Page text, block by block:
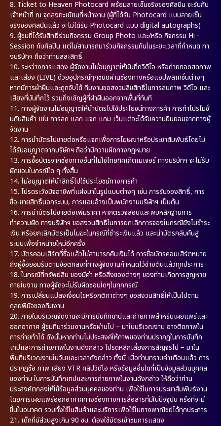
8. Ticket to Heaven Photocard พร้อมลายเซ็นจริงของศิลปิน จะรับกับ
เจ้าหน้าที่ ณ จุดลงทะเบียนที่หน้างาน (ผู้ที่ได้รับ Photocard แบบลายเซ็น
จริงของศิลปินแล้ว จะไม่ได้รับ Photocard แบบ digital autographs)
9. ผู้ชมที่ได้รับสิทธิ์ร่วมกิจกรรม Group Photo และ/หรือ กิจกรรม Hi -
Session กับศิลปิน แต่ไม่สามารถมาร่วมกิจกรรมทันในระยะเวลาที่กำหนด ทา
งบริษัทฯ ถือว่าท่านสละสิทธิ์
10. ระหว่างการแสดง ผู้จัดงานไม่อนุญาตให้บันทึกวิดีโอ หรือถ่ายทอดสดภาพ
และเสียง (LIVE) ด้วยอุปกรณ์ทุกชนิดผ่านช่องทางหรือแอปพลิเคชั่นต่างๆ
หากมีการฝ่าฝืนและถูกจับได้ ทีมงานขอสงวนลิขสิทธิ์ในการลบภาพ วิดีโอ และ
เสียงที่บันทึกไว้ รวมถึงเชิญผู้ที่ฝ่าฝืนออกจากพื้นที่ทันที
11. ทางผู้จัดงานไม่อนุญาตให้นำบัตรไปใช้ประโยชน์ทางการค้า การทำโปรโมชั่
นกับสินค้า เช่น การลด แลก แจก แถม เว้นแต่จะได้รับความยินยอมจากทางผู้
จัดงาน
12. การนำบัตรไปขายต่อหรือแจกเพื่อการโฆษณาหรือประชาสัมพันธ์โดยไม่
ได้รับอนุญาตจากบริษัทฯ ถือว่ามีความผิดทางกฎหมาย
13. การซื้อบัตรจากช่องทางอื่นที่ไม่ใช่ไทยทิคเก็ตเมเจอร์ ทางบริษัทฯ จะไม่รับ
ผิดชอบในกรณีใด ๆ ทั้งสิ้น
14. ไม่อนุญาตให้นำสิทธิ์ไปใช้ประโยชน์ทางการค้า
15. โปรดระวังมิจฉาชีพที่แฝงมาในรูปแบบต่างๆ เช่น การรับจองสิทธิ์, การ
ซื้อ-ขายสิทธิ์นอกระบบ, การแอบอ้างเป็นพนักงานบริษัทฯ เป็นต้น
16. การนำบัตรไปขายต่อเพิ่มราคา หากตรวจสอบและพบหลักฐานการ
ทำความผิด ทางบริษัทฯ ขอสงวนสิทธิ์ในการยกเลิกการจองในกรณียังไม่ชำระ
เงิน หรือยกเลิกบัตรเป็นโมฆะในกรณีที่ชำระเงินแล้ว และนำบัตรกลับคืนสู่
ระบบเพื่อจำหน่ายใหม่อีกครั้ง
17. บัตรคอนเสิร์ตที่ซื้อแล้วไม่สามารถคืนเงินได้ การซื้อบัตรคอนเสิร์ตหมาย
ถึงผู้ซื้อยอมรับตามข้อตกลงที่ทางผู้จัดงานกำหนดไว้ข้างต้นแล้วทุกประการ
18. ในกรณีที่ทรัพย์สิน ของมีค่า หรือสิ่งของต่างๆ ของท่านเกิดการสูญหาย
ภายในงาน ทางผู้จัดจะไม่รับผิดชอบใดๆในทุกกรณี
19. การเปลี่ยนแปลงเงื่อนไขหรือกติกาต่างๆ ขอสงวนสิทธิ์ให้เป็นไปตาม
ดุลยพินิจของทีมงาน
20. ภายในบริเวณจัดงานจะมีการบันทึกเทปและถ่ายภาพสำหรับเผยแพร่และ
ออกอากาศ ผู้ชมที่มาร่วมงานหรือผ่านไป – มาในบริเวณงาน อาจติดภาพใน
การถ่ายทำได้ ดังนั้นหากท่านไม่ประสงค์ให้ภาพของท่านปรากฏในการบันทึก
เทปและการถ่ายภาพในงานดังกล่าว โปรดหลีกเลี่ยงการสัญจรไป – มาใน
พื้นที่บริเวณงานในวันและเวลาดังกล่าว ทั้งนี้ เมื่อท่านทราบคำเตือนแล้ว การ
ปรากฏชื่อ ภาพ เสียง VTR คลิปวิดีโอ หรือข้อมูลอื่นใดที่เป็นข้อมูลส่วนบุคคล
ของท่าน ในการบันทึกเทปและการถ่ายภาพในงานดังกล่าว ให้ถือว่าท่าน
ประสงค์ตกลงให้ใช้ข้อมูลส่วนบุคคลของท่าน เพื่อใช้ในการประชาสัมพันธ์งาน
โดยการเผยแพร่ออกอากาศทางช่องทางการสื่อสารที่มีในปัจจุบัน หรือที่จะมี
ขึ้นในอนาคต รวมทั้งใช้ในสินค้าและบริการเพื่อใช้ในทางพาณิชย์ได้ทุกประการ
21. เด็กที่มีส่วนสูงเกิน 90 ซม. ต้องใช้บัตรเข้าชมการแสดง